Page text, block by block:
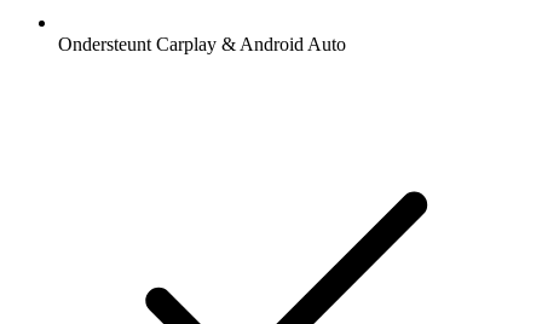
Ondersteunt Carplay & Android Auto